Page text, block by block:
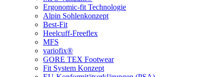
Ergonomic-fit Technologie
Alpin Sohlenkonzept
Best-Fit
Heelcuff-Freeflex
MFS
variofix®
GORE TEX Footwear
Fit System Konzept